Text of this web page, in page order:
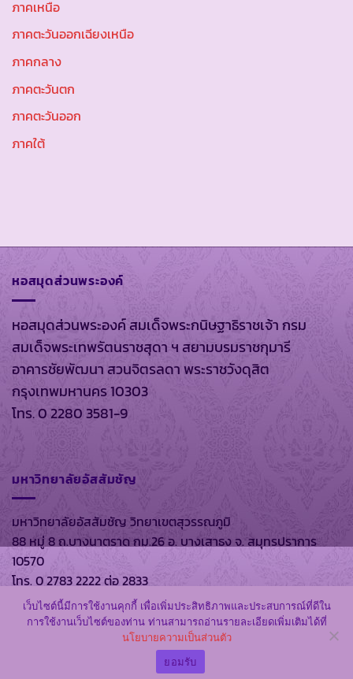
ภาคเหนือ
ภาคตะวันออกเฉียงเหนือ
ภาคกลาง
ภาคตะวันตก
ภาคตะวันออก
ภาคใต้
หอสมุดส่วนพระองค์
หอสมุดส่วนพระองค์ สมเด็จพระกนิษฐาธิราชเจ้า กรม
สมเด็จพระเทพรัตนราชสุดา ฯ สยามบรมราชกุมารี
อาคารชัยพัฒนา สวนจิตรลดา พระราชวังดุสิต
กรุงเทพมหานคร 10303
โทร. 0 2280 3581-9
มหาวิทยาลัยอัสสัมชัญ
มหาวิทยาลัยอัสสัมชัญ วิทยาเขตสุวรรณภูมิ
88 หมู่ 8 ถ.บางนาตราด กม.26 อ. บางเสาธง จ. สมุทรปราการ
10570
โทร. 0 2783 2222 ต่อ 2833
สงวนลิขสิทธิ์ พ.ศ. 2569 ตาม พรบ.ลิขสิทธิ์ พ.ศ. 2537 โดย
และมหาวิทยาลัยอัสสัมชัญ
เว็บไซต์นี้มีการใช้งานคุกกี้ เพื่อเพิ่มประสิทธิภาพและประสบการณ์ที่ดีใน
การใช้งานเว็บไซต์ของท่าน ท่านสามารถอ่านรายละเอียดเพิ่มเติมได้ที่
นโยบายความเป็นส่วนตัว
ยอมรับ